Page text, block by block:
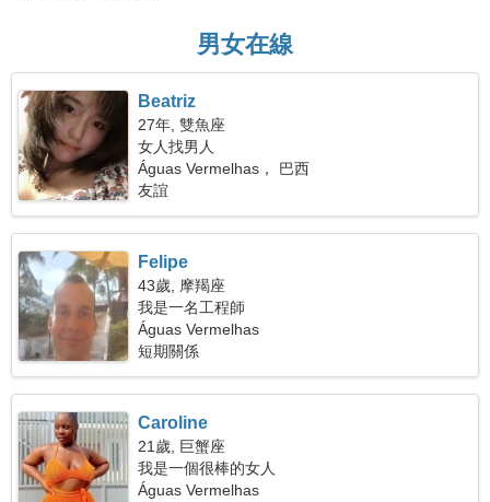
男女在線
Beatriz
27年, 雙魚座
女人找男人
Águas Vermelhas， 巴西
友誼
Felipe
43歲, 摩羯座
我是一名工程師
Águas Vermelhas
短期關係
Caroline
21歲, 巨蟹座
我是一個很棒的女人
Águas Vermelhas